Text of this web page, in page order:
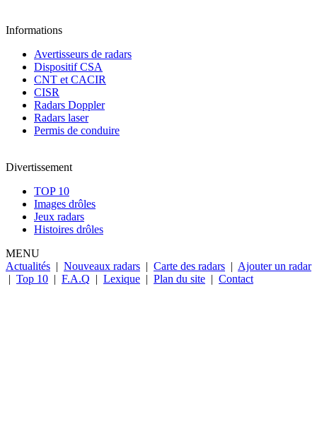
Informations
Avertisseurs de radars
Dispositif CSA
CNT et CACIR
CISR
Radars Doppler
Radars laser
Permis de conduire
Divertissement
TOP 10
Images drôles
Jeux radars
Histoires drôles
MENU
Actualités | Nouveaux radars | Carte des radars | Ajouter un radar
| Top 10 | F.A.Q | Lexique | Plan du site | Contact